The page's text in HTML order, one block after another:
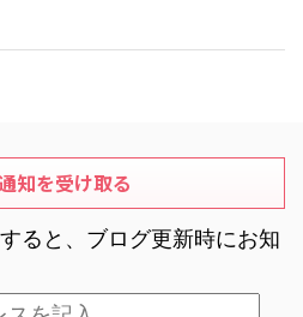
知を受け取る
ると、ブログ更新時にお知